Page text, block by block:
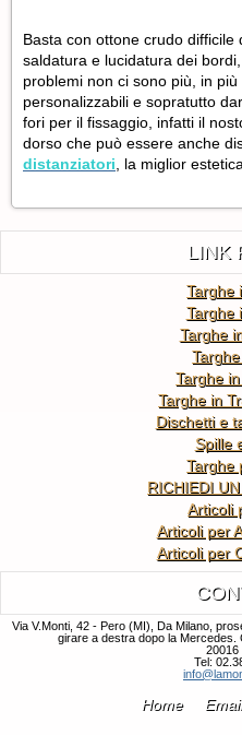
Basta con ottone crudo
saldatura e lucidatura dei
problemi non ci sono più, in
personalizzabili e sopratutto
fori per il fissaggio, infatti il
dorso che può essere anche
distanziatori , la miglior
LINK
Targhe
Targhe
Targhe
Targhe
Targhe in
Dischetti e
Spille
Targhe
RICHIEDI
Articoli
Articoli per
Articoli per
Via V.Monti, 42 - Pero (MI), Da Milano,
girare a destra dopo la Mercedes.
20016
Tel:
Home Email